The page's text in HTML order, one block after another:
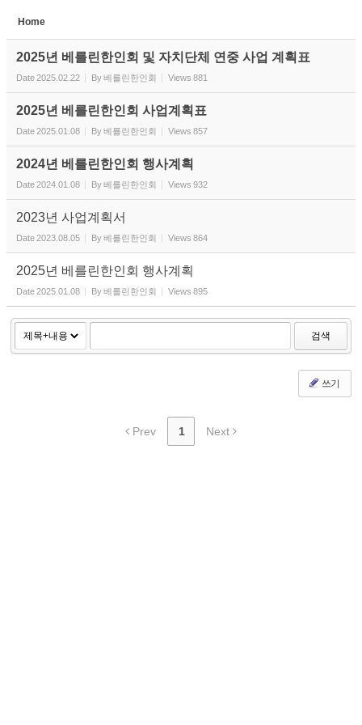
Home
2025년 베를린한인회 및 자치단체 연중 사업 계획표
Date2025.02.22 By베를린한인회 Views 881
2025년 베를린한인회 사업계획표
Date2025.01.08 By베를린한인회 Views 857
2024년 베를린한인회 행사계획
Date2024.01.08 By베를린한인회 Views 932
2023년 사업계획서
Date2023.08.05 By베를린한인회 Views 864
2025년 베를린한인회 행사계획
Date2025.01.08 By베를린한인회 Views 895
검색
쓰기
Prev 1 Next
Sketchbook5, 스케치북5
Sketchbook5, 스케치북5